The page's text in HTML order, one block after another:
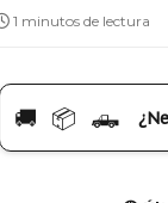
1 minutos de lectura
🚚 📦 🛻